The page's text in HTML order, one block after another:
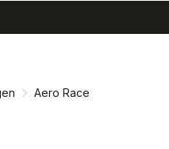
Aero Race